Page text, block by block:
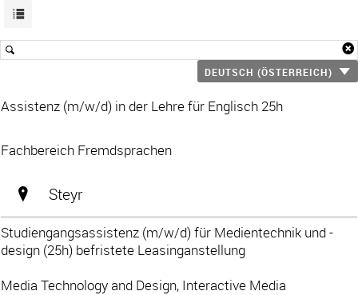
DEUTSCH (ÖSTERREICH)
Assistenz (m/w/d) in der Lehre für Englisch 25h
Fachbereich Fremdsprachen
Steyr
Studiengangsassistenz (m/w/d) für Medientechnik und -
design (25h) befristete Leasinganstellung
Media Technology and Design, Interactive Media